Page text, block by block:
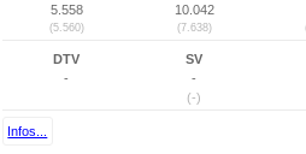
5.558
(5.560)
10.042
(7.638)
DTV
-
SV
-
(-)
Infos...